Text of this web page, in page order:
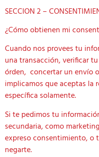
SECCION 2 –
¿Cómo obtienen mi
Cuando nos provees tu
una transacción, verificar
órden, concertar un envío
implicamos que aceptas la
específica solamente.
Si te pedimos tu
secundaria, como
expreso consentimiento, o
negarte.